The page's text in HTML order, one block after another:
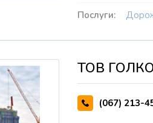
Послуги:
ТОВ
(067) 213-